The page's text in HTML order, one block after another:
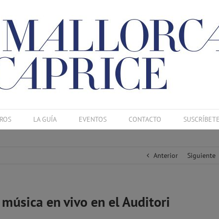
LA GUÍA EVENTOS CONTACTO
Anterior Siguiente
en vivo en el Auditori